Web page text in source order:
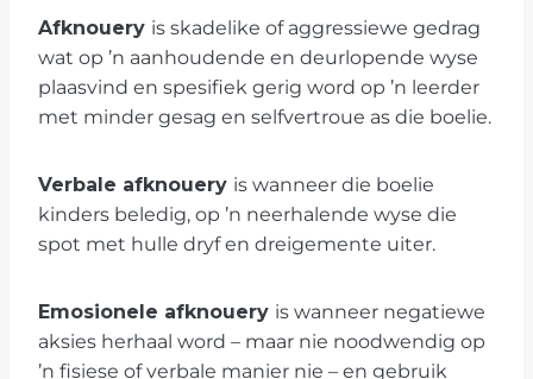
Afknouery is skadelike of aggressiewe gedrag
wat op ’n aanhoudende en deurlopende wyse
plaasvind en spesifiek gerig word op ’n leerder
met minder gesag en selfvertroue as die boelie.
Verbale afknouery is wanneer die boelie
kinders beledig, op ’n neerhalende wyse die
spot met hulle dryf en dreigemente uiter.
Emosionele afknouery is wanneer negatiewe
aksies herhaal word – maar nie noodwendig op
’n fisiese of verbale manier nie – en gebruik